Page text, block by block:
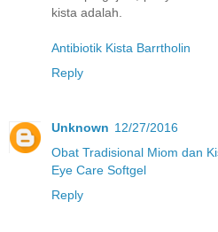
kista adalah.
Antibiotik Kista Barrtholin
Reply
Unknown 12/27/2016
Obat Tradisional Miom dan
Eye Care Softgel
Reply